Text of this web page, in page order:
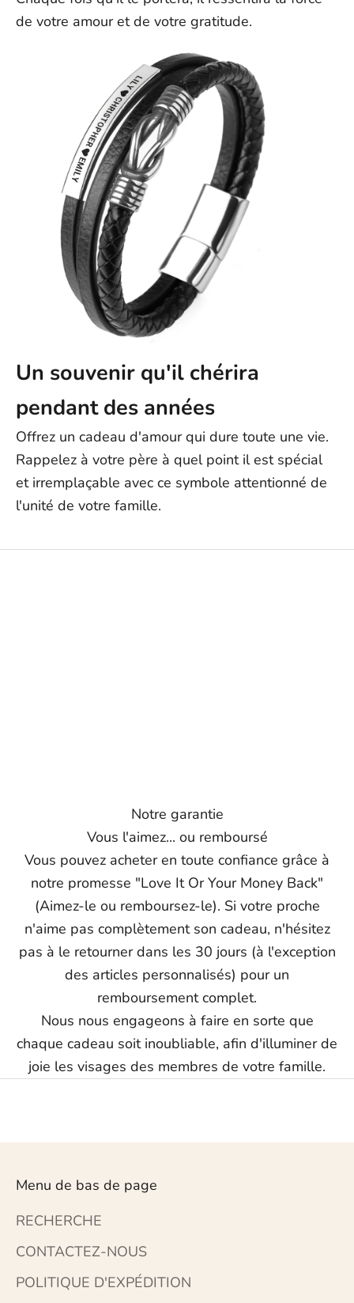
de votre amour et de votre gratitude.
Un souvenir qu'il chérira
pendant des années
Offrez un cadeau d'amour qui dure toute une vie.
Rappelez à votre père à quel point il est spécial
et irremplaçable avec ce symbole attentionné de
l'unité de votre famille.
Notre garantie
Vous l'aimez... ou remboursé
Vous pouvez acheter en toute confiance grâce à
notre promesse "Love It Or Your Money Back"
(Aimez-le ou remboursez-le). Si votre proche
n'aime pas complètement son cadeau, n'hésitez
pas à le retourner dans les 30 jours (à l'exception
des articles personnalisés) pour un
remboursement complet.
Nous nous engageons à faire en sorte que
chaque cadeau soit inoubliable, afin d'illuminer de
joie les visages des membres de votre famille.
Menu de bas de page
RECHERCHE
CONTACTEZ-NOUS
POLITIQUE D'EXPÉDITION